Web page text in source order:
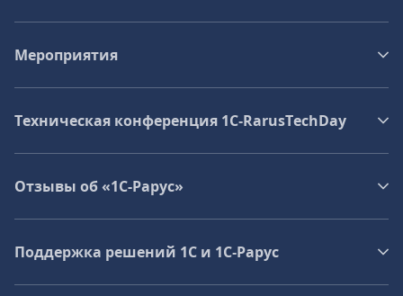
Мероприятия
Техническая конференция 1C‑RarusTechDay
Отзывы об «1С-Рарус»
Поддержка решений 1С и 1С‑Рарус